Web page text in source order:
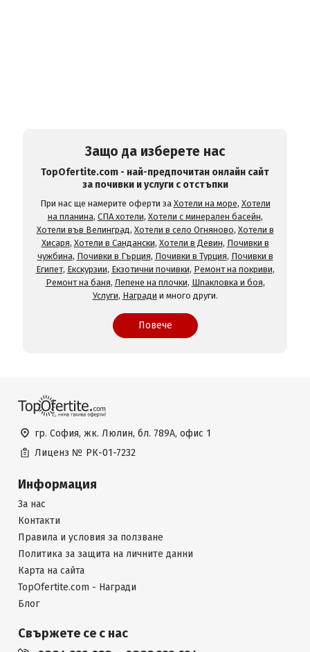
Защо да изберете нас
TopOfertite.com - най-предпочитан онлайн сайт
за почивки и услуги с отстъпки
При нас ще намерите оферти за Хотели на море, Хотели
на планина, СПА хотели, Хотели с минерален басейн,
Хотели във Велинград, Хотели в село Огняново, Хотели в
Хисаря, Хотели в Сандански, Хотели в Девин, Почивки в
чужбина, Почивки в Гърция, Почивки в Турция, Почивки в
Египет, Екскурзии, Екзотични почивки, Ремонт на покриви,
Ремонт на баня, Лепене на плочки, Шпакловка и боя,
Услуги, Награди и много други.
Повече
гр. София, жк. Люлин, бл. 789А, офис 1
Лиценз № РК-01-7232
Информация
За нас
Контакти
Правила и условия за ползване
Политика за защита на личните данни
Карта на сайта
TopOfertite.com - Награди
Блог
Свържете се с нас